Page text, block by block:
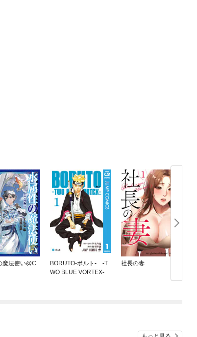
魔法使い@C
BORUTO-ボルト- -T
WO BLUE VORTEX-
社長の妻